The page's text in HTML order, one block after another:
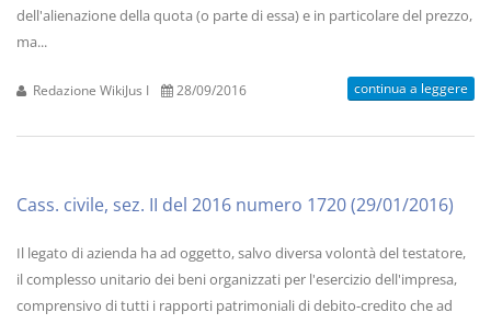
dell'alienazione della quota (o parte di essa) e in particolare del prezzo,
ma...
Redazione WikiJus I 28/09/2016 continua a leggere
Cass. civile, sez. II del 2016 numero 1720 (29/01/2016)
Il legato di azienda ha ad oggetto, salvo diversa volontà del testatore,
il complesso unitario dei beni organizzati per l'esercizio dell'impresa,
comprensivo di tutti i rapporti patrimoniali di debito-credito che ad